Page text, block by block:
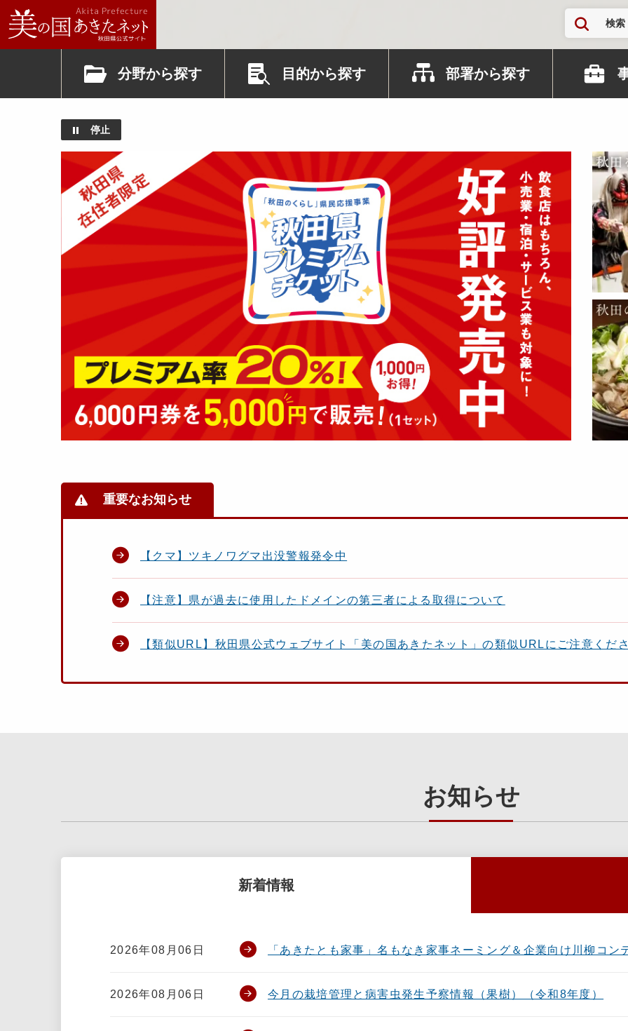
検索
分野から探す 目的から探す 部署から探す
停止
重要なお知らせ
【クマ】ツキノワグマ出没警報発令中
【注意】県が過去に使用したドメインの第三者による取得について
【類似URL】秋田県公式ウェブサイト「美の国あきたネット」の類似URLにご注意くだ
お知らせ
新着情報
2026年08月06日 「あきたとも家事」名もなき家事ネーミング＆企業向け川柳コン
2026年08月06日 今月の栽培管理と病害虫発生予察情報（果樹）（令和8年度）